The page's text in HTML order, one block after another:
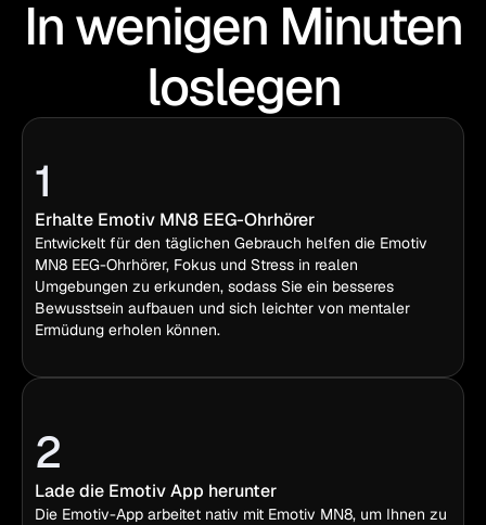
In wenigen Minuten
loslegen
1
Erhalte Emotiv MN8 EEG-Ohrhörer
Entwickelt für den täglichen Gebrauch helfen die Emotiv
MN8 EEG-Ohrhörer, Fokus und Stress in realen
Umgebungen zu erkunden, sodass Sie ein besseres
Bewusstsein aufbauen und sich leichter von mentaler
Ermüdung erholen können.
2
Lade die Emotiv App herunter
Die Emotiv-App arbeitet nativ mit Emotiv MN8, um Ihnen zu